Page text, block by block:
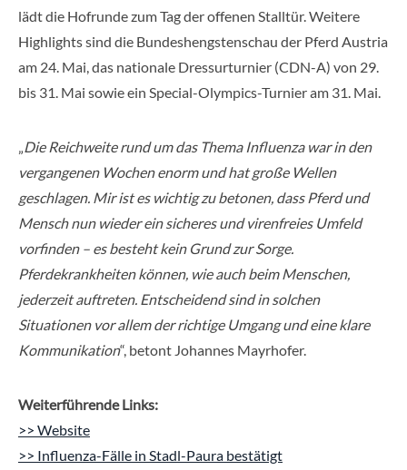
lädt die Hofrunde zum Tag der offenen Stalltür. Weitere
Highlights sind die Bundeshengstenschau der Pferd Austria
am 24. Mai, das nationale Dressurturnier (CDN-A) von 29.
bis 31. Mai sowie ein Special-Olympics-Turnier am 31. Mai.
Die Reichweite rund um das Thema Influenza war in den
vergangenen Wochen enorm und hat große Wellen
geschlagen. Mir ist es wichtig zu betonen, dass Pferd und
Mensch nun wieder ein sicheres und virenfreies Umfeld
vorfinden – es besteht kein Grund zur Sorge.
Pferdekrankheiten können, wie auch beim Menschen,
jederzeit auftreten. Entscheidend sind in solchen
Situationen vor allem der richtige Umgang und eine klare
Kommunikation“, betont Johannes Mayrhofer.
Weiterführende Links:
>> Website
>> Influenza-Fälle in Stadl-Paura bestätigt